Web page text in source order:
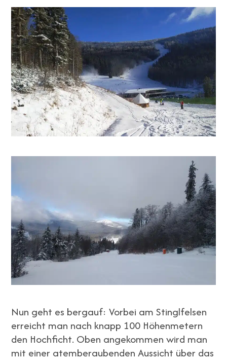
Nun geht es bergauf: Vorbei am Stinglfelsen
erreicht man nach knapp 100 Höhenmetern
den Hochficht. Oben angekommen wird man
mit einer atemberaubenden Aussicht über das